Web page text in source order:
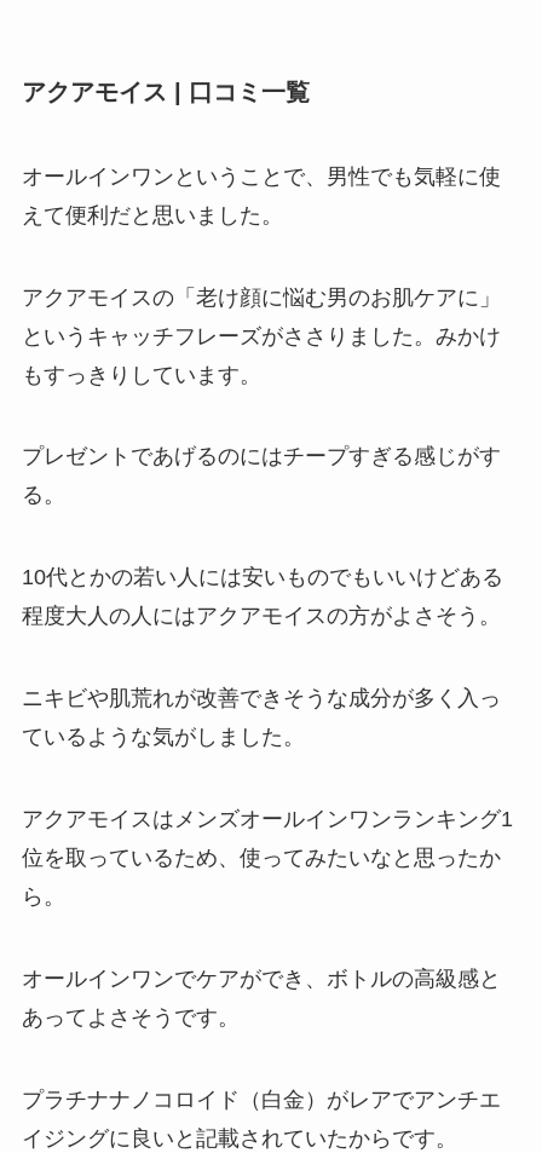
アクアモイス | 口コミ一覧
オールインワンということで、男性でも気軽に使
えて便利だと思いました。
アクアモイスの「老け顔に悩む男のお肌ケアに」
というキャッチフレーズがささりました。みかけ
もすっきりしています。
プレゼントであげるのにはチープすぎる感じがす
る。
10代とかの若い人には安いものでもいいけどある
程度大人の人にはアクアモイスの方がよさそう。
ニキビや肌荒れが改善できそうな成分が多く入っ
ているような気がしました。
アクアモイスはメンズオールインワンランキング1
位を取っているため、使ってみたいなと思ったか
ら。
オールインワンでケアができ、ボトルの高級感と
あってよさそうです。
プラチナナノコロイド（白金）がレアでアンチエ
イジングに良いと記載されていたからです。